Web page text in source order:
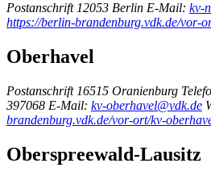
Postanschrift 12053 Berlin E-Mail: kv-
https://berlin-brandenburg.vdk.de/vor-
Oberhavel
Postanschrift 16515 Oranienburg
397068 E-Mail: kv-oberhavel@vdk.de
brandenburg.vdk.de/vor-ort/kv-
Oberspreewald-Lausitz